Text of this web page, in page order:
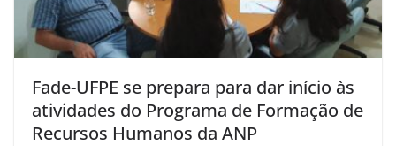
Fade-UFPE se prepara para dar início às
atividades do Programa de Formação de
Recursos Humanos da ANP